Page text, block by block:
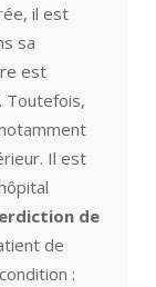
il est
sa
est
Toutefois,
Il est
de
de
: